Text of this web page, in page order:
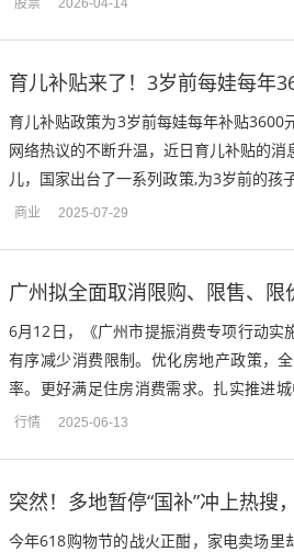
2026-04-14
育儿补贴政策为3岁前每娃每年补贴3600
网络热议的不断升温，近日育儿补贴的
儿，国家出台了一系列政策,为3岁前的孩
全国范围，针对每个孩子每年给予3600元...
商业 2025-07-29
广州拟全面取消限购、限售、
6月12日，《广州市提振消费专项行动实
有序减少消费限制。优化房地产政策，
率。更好满足住房消费需求。扎实推进
小区改造超150个，更新住宅老旧电梯超
行情 2025-06-13
突然！多地暂停“国补”冲上热搜
今年618购物节的战火正酣，家电卖场